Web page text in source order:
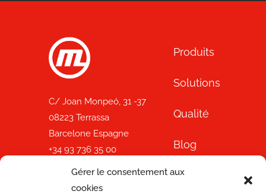
Gérer le consentement aux
cookies
C/ Joan Monpeó, 31 -37
08223 Terrassa
Barcelone Espagne
+34 93 736 35 00
Produits
Solutions
Qualité
Blog
Mecesa